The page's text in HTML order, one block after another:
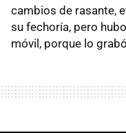
cambios de rasante,
su fechoría, pero
móvil, porque lo